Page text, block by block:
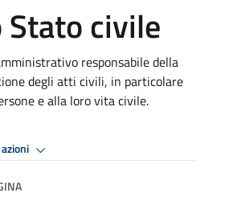
Stato civile
responsabile della
degli atti civili, in particolare
e alla loro vita civile.